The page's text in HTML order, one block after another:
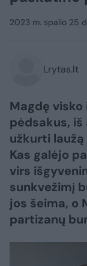
2023 m. spalio 25
Lrytas.lt
Magdę
pėdsakus,
užkurti
Kas galėjo
virs
sunkvežimį
jos šeima, o
partizanų